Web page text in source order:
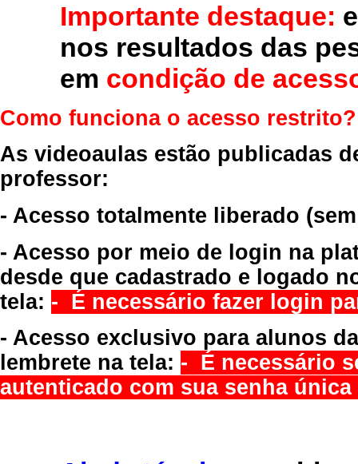
Importante destaque:
nos resultados das
em condição de
Como funciona o acesso restrito?
As videoaulas estão publicadas
professor:
- Acesso totalmente liberado
- Acesso por meio de login na
desde que cadastrado e logado
tela: - É necessário fazer login
- Acesso exclusivo para alunos
lembrete na tela: - É necessário
autenticado com sua senha